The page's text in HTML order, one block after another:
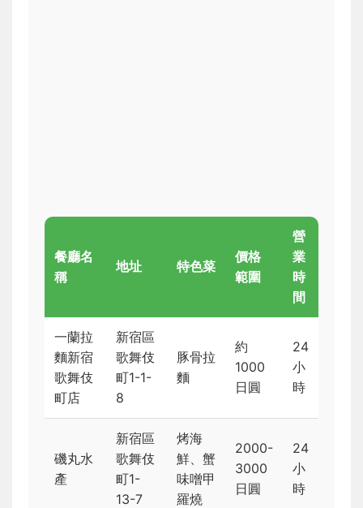
餐廳名
稱
地址 特色菜
價格
範圍
營
業
時
間
一蘭拉
麵新宿
歌舞伎
町店
新宿區
歌舞伎
町1-1-
8
豚骨拉
麵
約
1000
日圓
24
小
時
磯丸水
產
新宿區
歌舞伎
町1-
13-7
烤海
鮮、蟹
味噌甲
羅燒
2000-
3000
日圓
24
小
時